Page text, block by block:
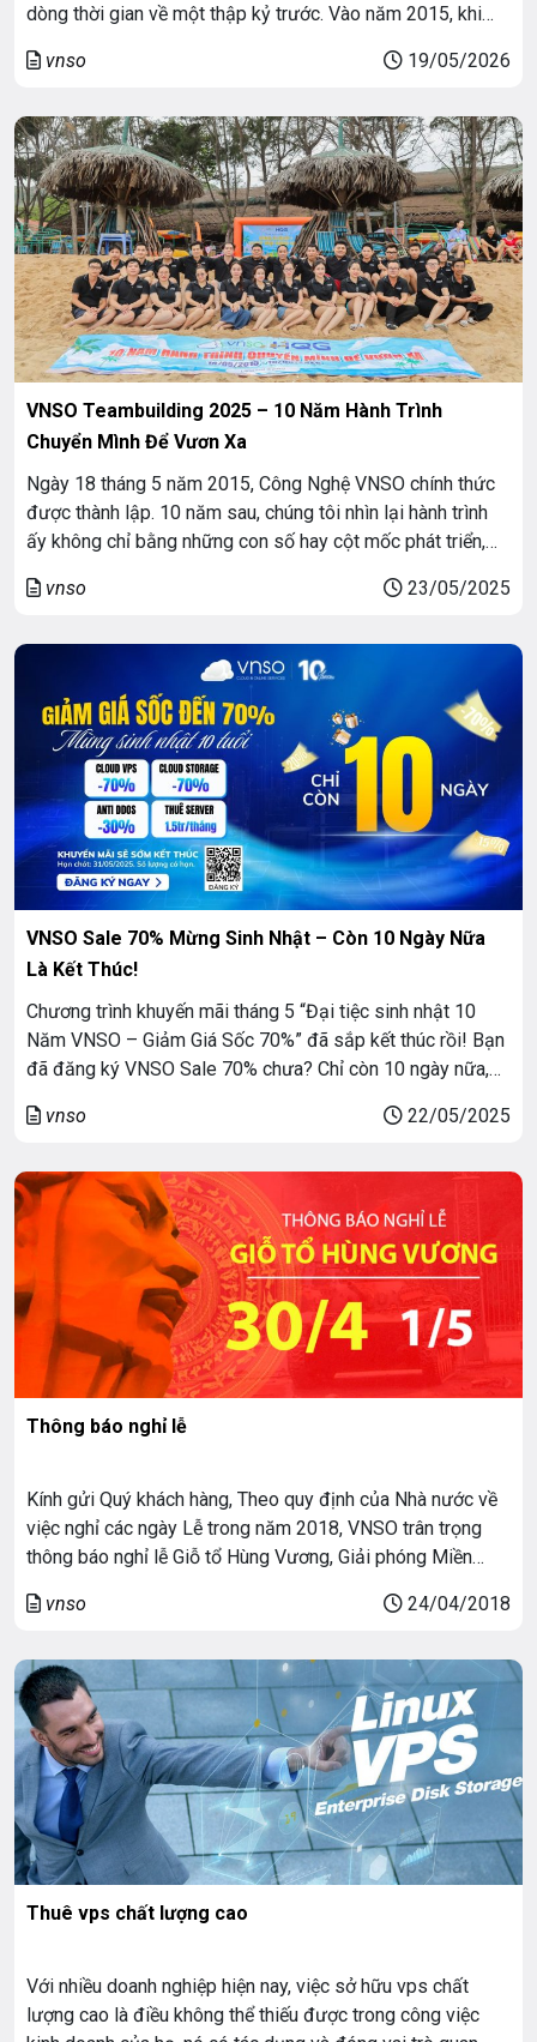
dòng thời gian về một thập kỷ trước. Vào năm 2015, khi
bài toán hạ tầng công nghệ luôn là rào cản lớn […]
vnso 19/05/2026
VNSO Teambuilding 2025 – 10 Năm Hành Trình
Chuyển Mình Để Vươn Xa
Ngày 18 tháng 5 năm 2015, Công Nghệ VNSO chính thức
được thành lập. 10 năm sau, chúng tôi nhìn lại hành trình
ấy không chỉ bằng những con số hay cột mốc phát triển,
cùng vượt qua những chặng đường gian nan […]
vnso 23/05/2025
VNSO Sale 70% Mừng Sinh Nhật – Còn 10 Ngày Nữa
Là Kết Thúc!
Chương trình khuyến mãi tháng 5 “Đại tiệc sinh nhật 10
Năm VNSO – Giảm Giá Sốc 70%” đã sắp kết thúc rồi! Bạn
đã đăng ký VNSO Sale 70% chưa? Chỉ còn 10 ngày nữa,
và Server tại VNSO! SINH NHẬT 10 NĂM TƯNG […]
vnso 22/05/2025
Thông báo nghỉ lễ
Kính gửi Quý khách hàng, Theo quy định của Nhà nước về
việc nghỉ các ngày Lễ trong năm 2018, VNSO trân trọng
thông báo nghỉ lễ Giỗ tổ Hùng Vương, Giải phóng Miền
chủ động trong việc hỗ trợ khách hàng dịp lễ, […]
vnso 24/04/2018
Thuê vps chất lượng cao
Với nhiều doanh nghiệp hiện nay, việc sở hữu vps chất
lượng cao là điều không thể thiếu được trong công việc